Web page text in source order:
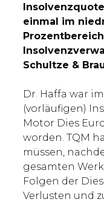
einmal im
Schultze &
Dr. Haffa war
(vorläufigen)
Motor Dies
worden. TQM
müssen,
gesamten
Folgen der
Verlusten und